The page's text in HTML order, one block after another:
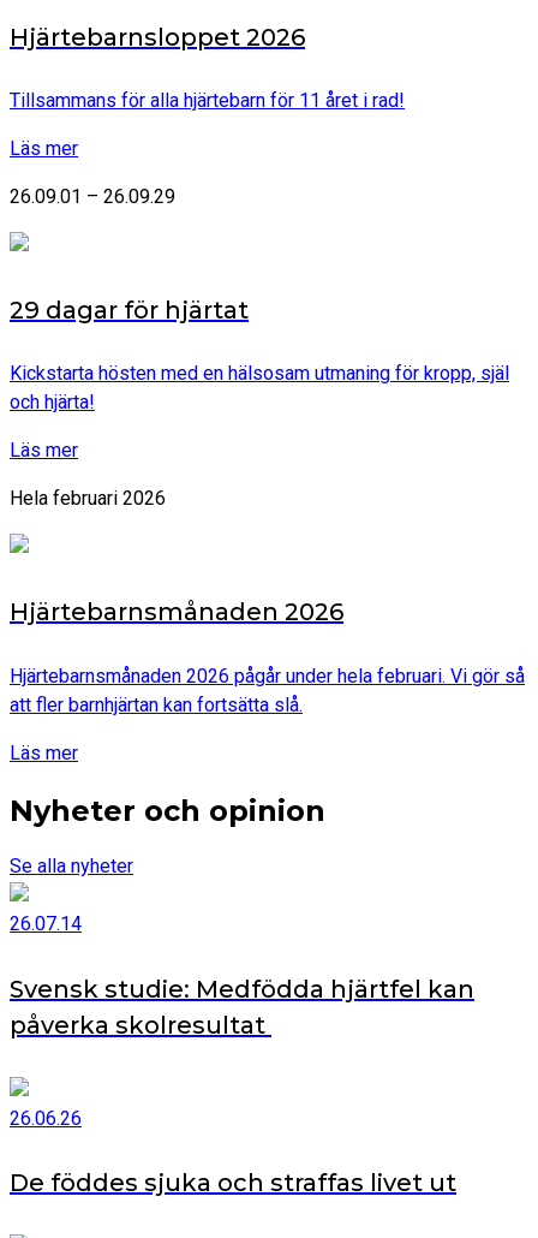
Hjärtebarnsloppet 2026
Tillsammans för alla hjärtebarn för 11 året i rad!
Läs mer
26.09.01 – 26.09.29
29 dagar för hjärtat
Kickstarta hösten med en hälsosam utmaning för kropp, själ
och hjärta!
Läs mer
Hela februari 2026
Hjärtebarnsmånaden 2026
Hjärtebarnsmånaden 2026 pågår under hela februari. Vi gör så
att fler barnhjärtan kan fortsätta slå.
Läs mer
Nyheter och opinion
Se alla nyheter
26.07.14
Svensk studie: Medfödda hjärtfel kan
påverka skolresultat
26.06.26
De föddes sjuka och straffas livet ut